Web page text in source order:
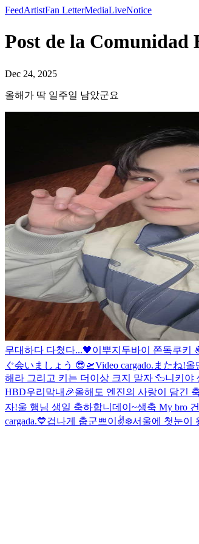
FeedArtistFan LetterMediaLiveNotice
Post de la
Dec 24, 2025
올해가 딱 일주일 남았군요
무대하다 다첬다...🖤이뿌지 두바이 쫀독쿠키
ぐ会いましょう 😎🛫Video cargado. またね!올
해라 그리고 키는 더이상 크지 말자 🦆니키야
HBD우리막내🎉올해도 엔진의 사랑이 담긴
자!울 행님 생일 축하합니데이~생축 My bro
cargada.💙겁나게 춥군쁘이✌️❄️서울에 첫눈이